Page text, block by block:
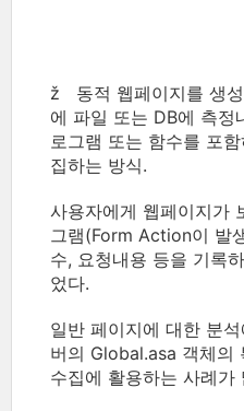
ž 동적 웹페이지를 생
에 파일 또는 DB에 측정
로그램 또는 함수를 포
집하는 방식.
사용자에게 웹페이지가
그램(Form Action이 발
수, 요청내용 등을 기록
었다.
일반 페이지에 대한 분
버의 Global.asa 객체의
수집에 활용하는 사례가